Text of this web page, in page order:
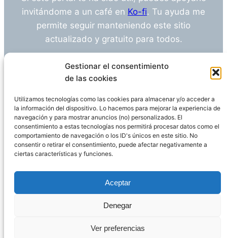
Gestionar el consentimiento
de las cookies
Utilizamos tecnologías como las cookies para almacenar y/o acceder a
la información del dispositivo. Lo hacemos para mejorar la experiencia de
navegación y para mostrar anuncios (no) personalizados. El
consentimiento a estas tecnologías nos permitirá procesar datos como el
comportamiento de navegación o los ID's únicos en este sitio. No
consentir o retirar el consentimiento, puede afectar negativamente a
ciertas características y funciones.
Aceptar
Denegar
Ver preferencias
invitándome a un café en Ko-fi. Tu ayuda me
permite seguir manteniendo este sitio
actualizado y gratuito para todos.
¿Tienes alguna duda o sugerencia? Escríbeme
info@empleosanitarioinvestigacion.es
Descargo de Responsabilidad
Declaración de Privacidad Política de cookies
WordPress
Página administrada por Javier Ripoll